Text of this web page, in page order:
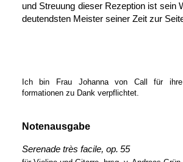
und Streuung dieser Rezeption ist sein
deutendsten Meister seiner Zeit zur
Ich bin Frau Johanna von Call für
formationen zu Dank verpflichtet.
Notenausgabe
Serenade très facile, op. 55